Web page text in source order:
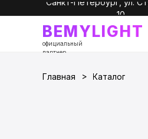
официальный
партнер
BEMYLIGHT
Санкт-Петербург, ул.
10
Каталог
Главная >